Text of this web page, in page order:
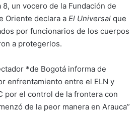
un vocero de la Fundación de
Oriente declara a El Universal que
por funcionarios de los cuerpos
a protegerlos.
*de Bogotá informa de
enfrentamiento entre el ELN y
por el control de la frontera con
de la peor manera en Arauca”